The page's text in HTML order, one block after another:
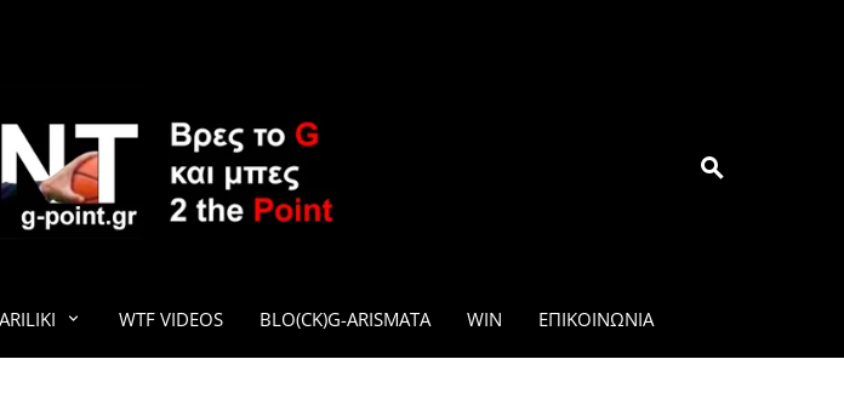
G-POINT.GR
WTF VIDEOS BLO(CK)G-ARISMATA WIN ΕΠΙΚΟΙΝΩΝΊΑ